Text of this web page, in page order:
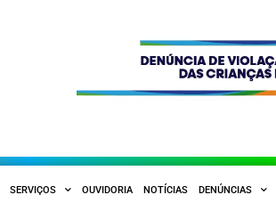
SERVIÇOS OUVIDORIA NOTÍCIAS DENÚNCIAS